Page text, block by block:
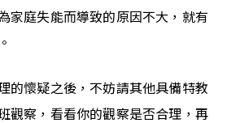
家庭失能而導致的原因不大，就有
的懷疑之後，不妨請其他具備特教
觀察，看看你的觀察是否合理，再